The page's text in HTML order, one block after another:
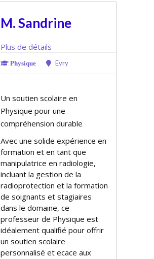
M. Sandrine
Plus de détails
Physique Evry
Un soutien scolaire en
Physique pour une
compréhension durable
Avec une solide expérience en
formation et en tant que
manipulatrice en radiologie,
incluant la gestion de la
radioprotection et la formation
de soignants et stagiaires
dans le domaine, ce
professeur de Physique est
idéalement qualifié pour offrir
un soutien scolaire
personnalisé et efficace aux